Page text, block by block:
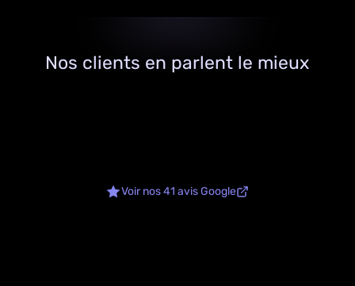
Nos clients en parlent le mieux
Voir nos 41 avis Google